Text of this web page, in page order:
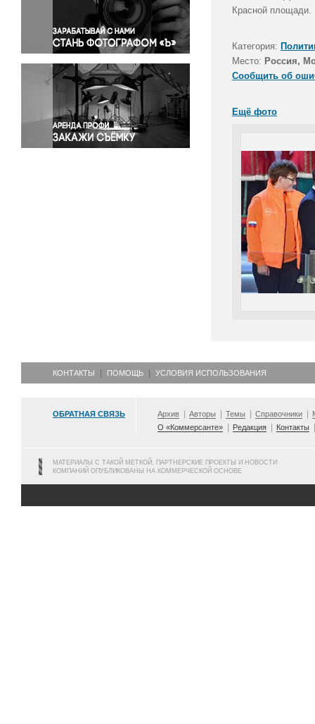
Правосудие
Происшествия и конфликты
Религия
Светская жизнь
Спорт
Экология
Экономика и бизнес
Красной площади.
Категория:
Место: Россия,
Сообщить об
Ещё фото
КОНТАКТЫ ПОМОЩЬ УСЛОВИЯ ИСПОЛЬЗОВАНИЯ
ОБРАТНАЯ СВЯЗЬ Архив Авторы Темы Справочники
О «Коммерсанте»
Редакция Контакты
МАТЕРИАЛЫ С ТАКОЙ МЕТКОЙ, ПАРТНЕРСКИЕ ПРОЕКТЫ И НОВОСТИ
КОМПАНИЙ ОПУБЛИКОВАНЫ НА КОММЕРЧЕСКОЙ ОСНОВЕ